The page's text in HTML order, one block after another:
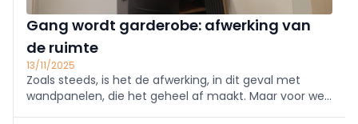
Gang wordt garderobe: afwerking van
de ruimte
13/11/2025
Zoals steeds, is het de afwerking, in dit geval met
wandpanelen, die het geheel af maakt. Maar voor we